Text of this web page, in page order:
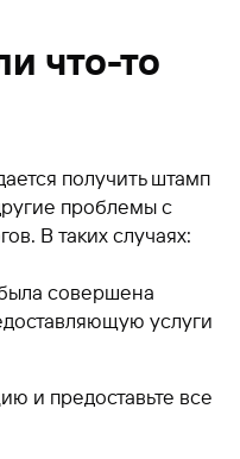
что-то
получить штамп
проблемы с
В таких случаях:
совершена
услуги
и предоставьте все